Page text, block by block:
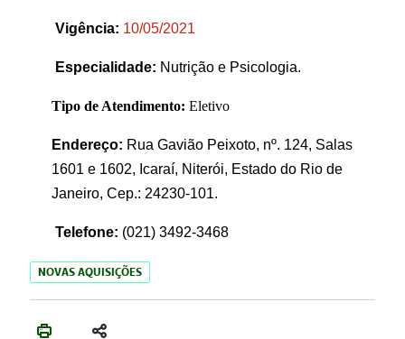
Vigência: 10/05/2021
Especialidade: Nutrição e Psicologia.
Tipo de Atendimento: Eletivo
Endereço: Rua Gavião Peixoto, nº. 124, Salas
1601 e 1602, Icaraí, Niterói, Estado do Rio de
Janeiro, Cep.: 24230-101.
Telefone: (021) 3492-3468
NOVAS AQUISIÇÕES